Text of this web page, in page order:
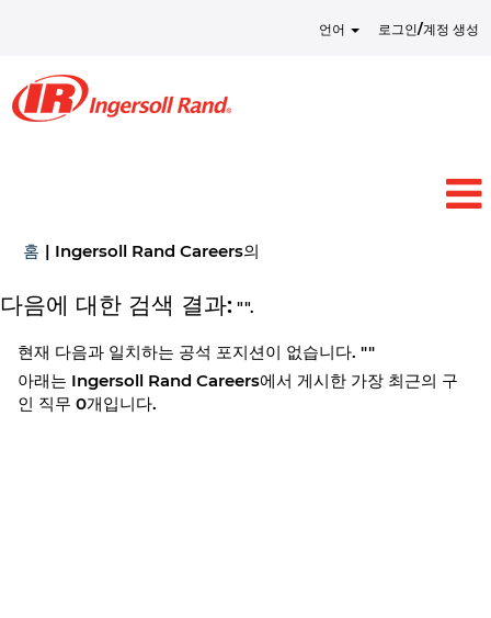
언어 로그인/계정 생성
홈 | Ingersoll Rand Careers의
지)
다음에 대한 검색 결과: "".
현재 다음과 일치하는 공석 포지션이 없습니다. ""
아래는 Ingersoll Rand Careers에서 게시한 가장 최근의 구
인 직무 0개입니다.